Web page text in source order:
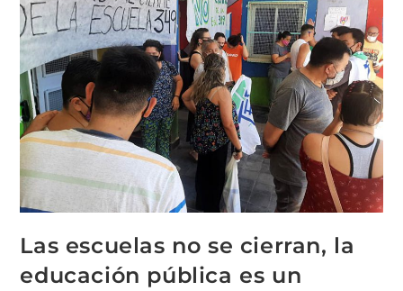
Las escuelas no se cierran, la
educación pública es un